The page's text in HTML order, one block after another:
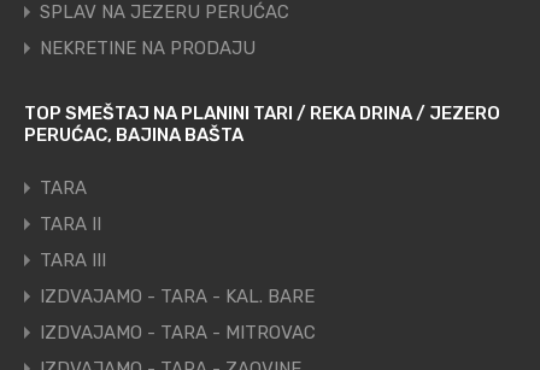
SPLAV NA JEZERU PERUĆAC
NEKRETINE NA PRODAJU
TOP SMEŠTAJ NA PLANINI TARI / REKA DRINA / JEZERO
PERUĆAC, BAJINA BAŠTA
TARA
TARA II
TARA III
IZDVAJAMO - TARA - KAL. BARE
IZDVAJAMO - TARA - MITROVAC